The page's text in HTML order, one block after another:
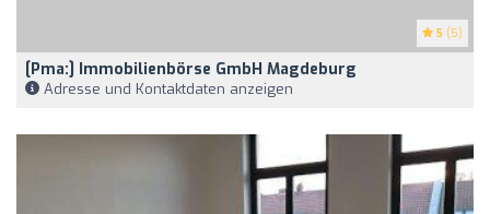
5 (5)
[pma:] Immobilienbörse GmbH Magdeburg
Adresse und Kontaktdaten anzeigen